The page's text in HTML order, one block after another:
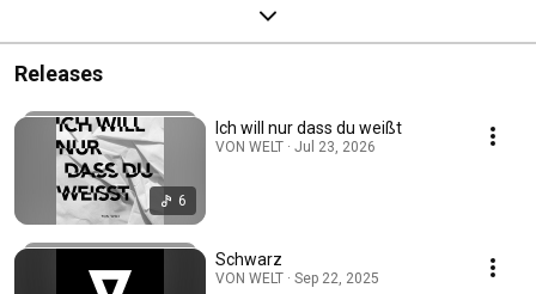
Releases
6
Ich will nur dass du weißt
VON WELT · Jul 23, 2026
Schwarz
VON WELT · Sep 22, 2025